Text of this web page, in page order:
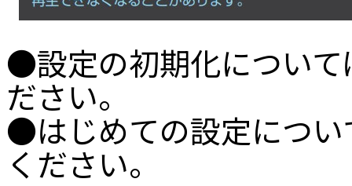
●設定の初期化につい
ださい。
●はじめての設定につ
ください。